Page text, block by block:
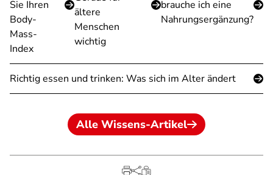
Sie Ihren
Body-
Mass-
Index
ältere
Menschen
wichtig
brauche ich eine
Nahrungsergänzung?
Richtig essen und trinken: Was sich im Alter ändert
Alle Wissens-Artikel